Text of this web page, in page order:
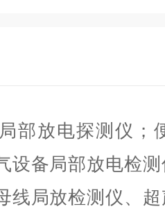
部放电探测仪；
设备局部放电检
线局放检测仪、